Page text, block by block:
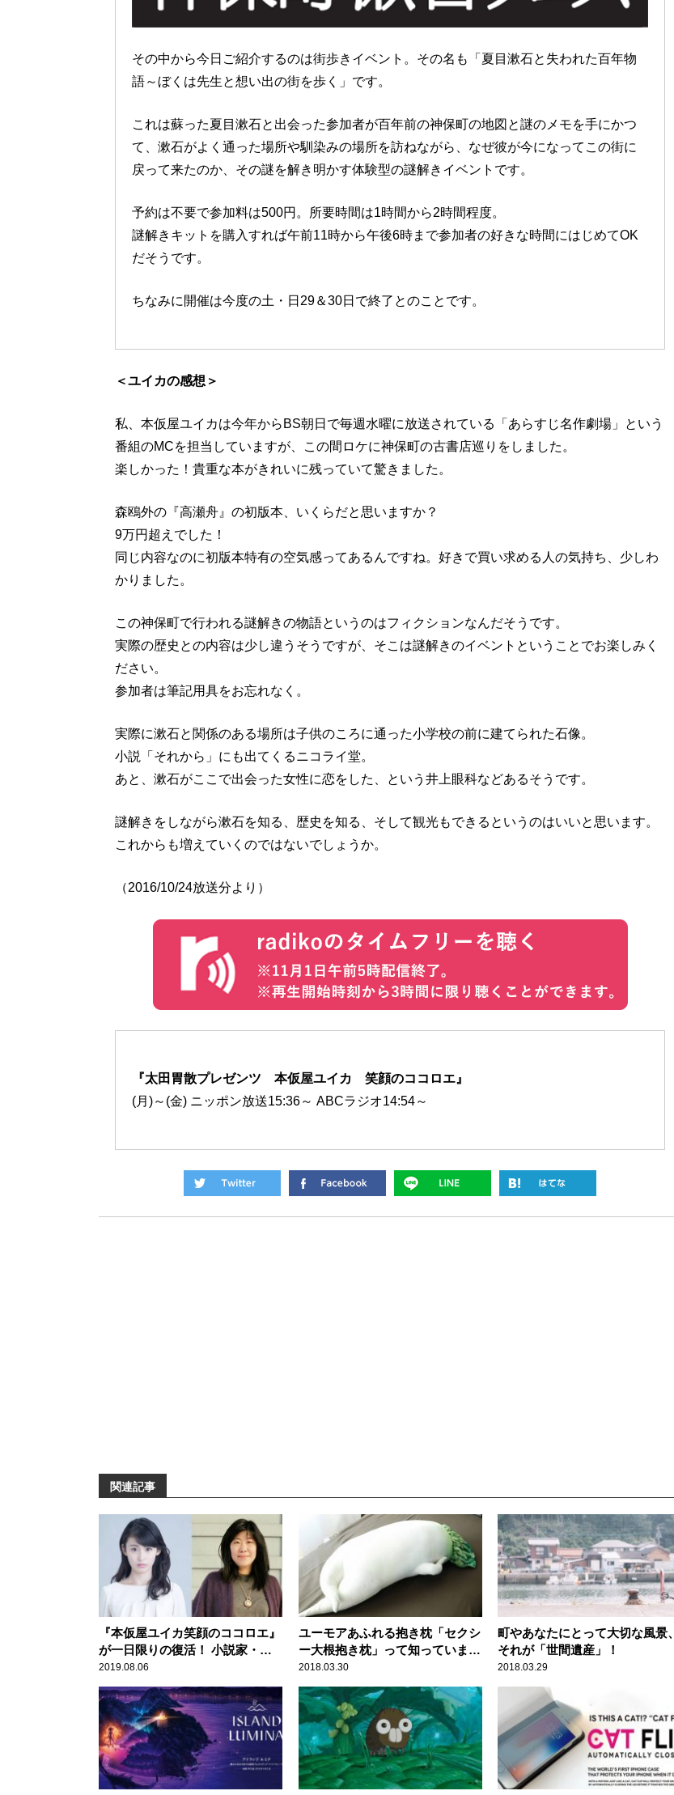
その中から今日ご紹介するのは街歩きイベント。その名も「夏目漱石と失われた百年物
語～ぼくは先生と想い出の街を歩く」です。
これは蘇った夏目漱石と出会った参加者が百年前の神保町の地図と謎のメモを手にかつ
て、漱石がよく通った場所や馴染みの場所を訪ねながら、なぜ彼が今になってこの街に
戻って来たのか、その謎を解き明かす体験型の謎解きイベントです。
予約は不要で参加料は500円。所要時間は1時間から2時間程度。
謎解きキットを購入すれば午前11時から午後6時まで参加者の好きな時間にはじめてOK
だそうです。
ちなみに開催は今度の土・日29＆30日で終了とのことです。
＜ユイカの感想＞
私、本仮屋ユイカは今年からBS朝日で毎週水曜に放送されている「あらすじ名作劇場」という
番組のMCを担当していますが、この間ロケに神保町の古書店巡りをしました。
楽しかった！貴重な本がきれいに残っていて驚きました。
森鴎外の『高瀬舟』の初版本、いくらだと思いますか？
9万円超えでした！
同じ内容なのに初版本特有の空気感ってあるんですね。好きで買い求める人の気持ち、少しわ
かりました。
この神保町で行われる謎解きの物語というのはフィクションなんだそうです。
実際の歴史との内容は少し違うそうですが、そこは謎解きのイベントということでお楽しみく
ださい。
参加者は筆記用具をお忘れなく。
実際に漱石と関係のある場所は子供のころに通った小学校の前に建てられた石像。
小説「それから」にも出てくるニコライ堂。
あと、漱石がここで出会った女性に恋をした、という井上眼科などあるそうです。
謎解きをしながら漱石を知る、歴史を知る、そして観光もできるというのはいいと思います。
これからも増えていくのではないでしょうか。
（2016/10/24放送分より）
『太田胃散プレゼンツ 本仮屋ユイカ 笑顔のココロエ』
(月)～(金) ニッポン放送15:36～ ABCラジオ14:54～
関連記事
『本仮屋ユイカ笑顔のココロエ』
が一日限りの復活！ 小説家・吉
本ばななのゲスト出演が決定！
2019.08.06
ユーモアあふれる抱き枕「セクシ
ー大根抱き枕」って知っています
か？
2018.03.30
町やあなたにとって大切な風景、
それが「世間遺産」！
2018.03.29